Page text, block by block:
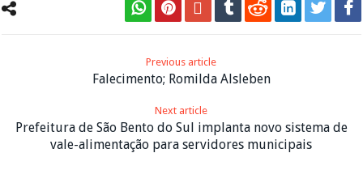
Previous article
Falecimento; Romilda Alsleben
Next article
Prefeitura de São Bento do Sul implanta novo sistema de
vale-alimentação para servidores municipais